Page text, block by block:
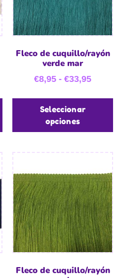
Fleco de cuquillo/rayón
verde mar
€8,95 - €33,95
Seleccionar
opciones
Fleco de cuquillo/rayón